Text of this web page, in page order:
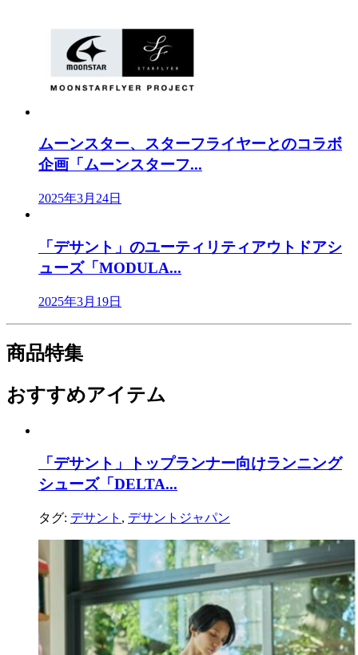
ムーンスター、スターフライヤーとのコラボ
企画「ムーンスターフ...
2025年3月24日
「デサント」のユーティリティアウトドアシ
ューズ「MODULA...
2025年3月19日
商品特集
おすすめアイテム
「デサント」トップランナー向けランニング
シューズ「DELTA...
タグ: デサント , デサントジャパン